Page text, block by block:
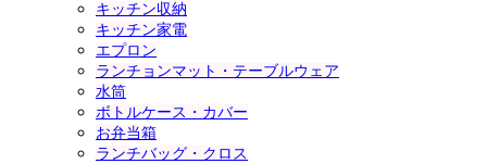
キッチン収納
キッチン家電
エプロン
ランチョンマット・テーブルウェア
水筒
ボトルケース・カバー
お弁当箱
ランチバッグ・クロス